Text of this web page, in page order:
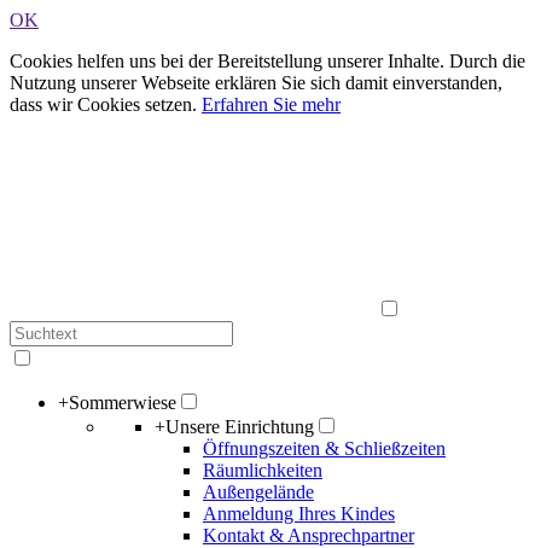
OK
Cookies helfen uns bei der Bereitstellung unserer Inhalte. Durch die
Nutzung unserer Webseite erklären Sie sich damit einverstanden,
dass wir Cookies setzen. Erfahren Sie mehr
+Sommerwiese
+Unsere Einrichtung
Öffnungszeiten & Schließzeiten
Räumlichkeiten
Außengelände
Anmeldung Ihres Kindes
Kontakt & Ansprechpartner